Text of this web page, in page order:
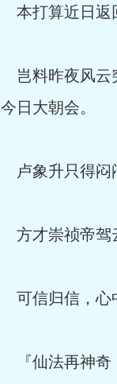
本打算近日返
岂料昨夜风云
今日大朝会。
卢象升只得闷
方才崇祯帝驾
可信归信，心
『仙法再神奇